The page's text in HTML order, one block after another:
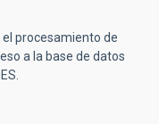
procesamiento de
a la base de datos